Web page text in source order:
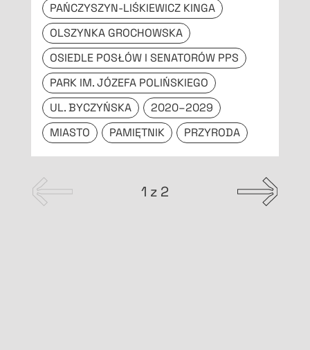
PAŃCZYSZYN-LIŚKIEWICZ KINGA
OLSZYNKA GROCHOWSKA
OSIEDLE POSŁÓW I SENATORÓW PPS
PARK IM. JÓZEFA POLIŃSKIEGO
UL. BYCZYŃSKA
2020–2029
MIASTO
PAMIĘTNIK PRZYRODA
1 z 2